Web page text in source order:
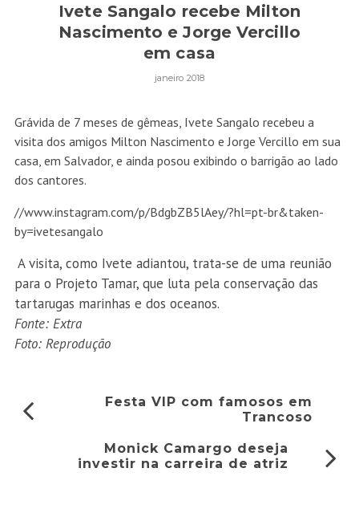
Ivete Sangalo recebe Milton
Nascimento e Jorge Vercillo
em casa
janeiro 2018
Grávida de 7 meses de gêmeas, Ivete Sangalo recebeu a
visita dos amigos Milton Nascimento e Jorge Vercillo em sua
casa, em Salvador, e ainda posou exibindo o barrigão ao lado
dos cantores.
//www.instagram.com/p/BdgbZB5lAey/?hl=pt-br&taken-
by=ivetesangalo
A visita, como Ivete adiantou, trata-se de uma reunião
para o Projeto Tamar, que luta pela conservação das
tartarugas marinhas e dos oceanos.
Fonte: Extra
Foto: Reprodução
Festa VIP com famosos em
Trancoso
Monick Camargo deseja
investir na carreira de atriz